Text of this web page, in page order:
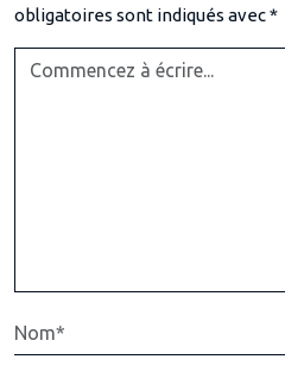
obligatoires sont indiqués avec*